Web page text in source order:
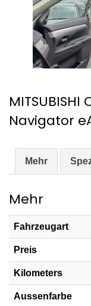
Navigator
Mehr
Mehr
Fahrzeugart
Preis
Kilometers
Aussenfarbe